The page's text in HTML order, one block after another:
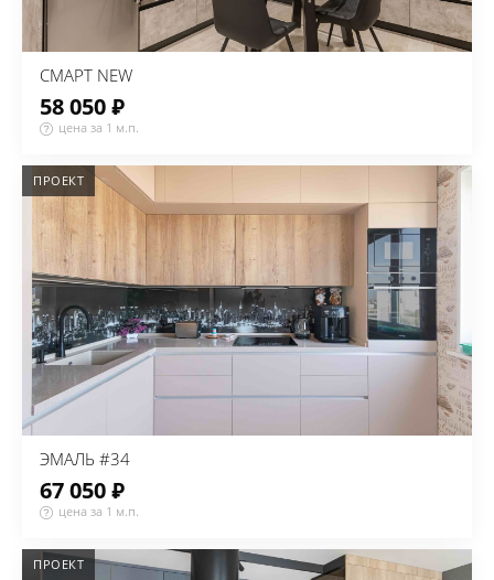
СМАРТ NEW
58 050 ₽
цена за 1 м.п.
ПРОЕКТ
ЭМАЛЬ #34
67 050 ₽
цена за 1 м.п.
ПРОЕКТ